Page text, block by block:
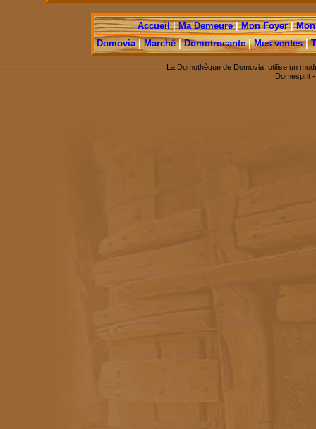
Accueil|Ma Demeure|Mon Foyer|
Domovia|Marché|Domotrocante|Mes ventes|
La Domothèque de Domovia, utilise un
Domesprit